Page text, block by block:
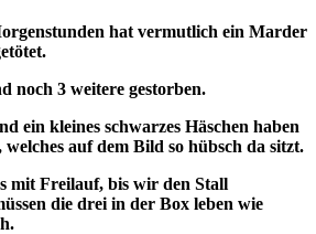
hat vermutlich ein Marder
noch 3 weitere gestorben.
ein kleines schwarzes Häschen haben
auf dem Bild so hübsch da sitzt.
mit Freilauf, bis wir den Stall
die drei in der Box leben wie